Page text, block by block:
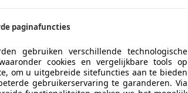
paginafuncties
gebruiken verschillende technologische
cookies en vergelijkbare tools op
om u uitgebreide sitefuncties aan te bieden
gebruikerservaring te garanderen. Via